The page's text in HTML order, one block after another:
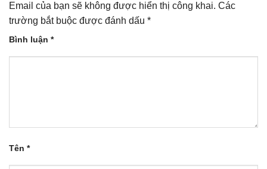
Email của bạn sẽ không được hiển thị công khai. Các
trường bắt buộc được đánh dấu *
Bình luận *
Tên *